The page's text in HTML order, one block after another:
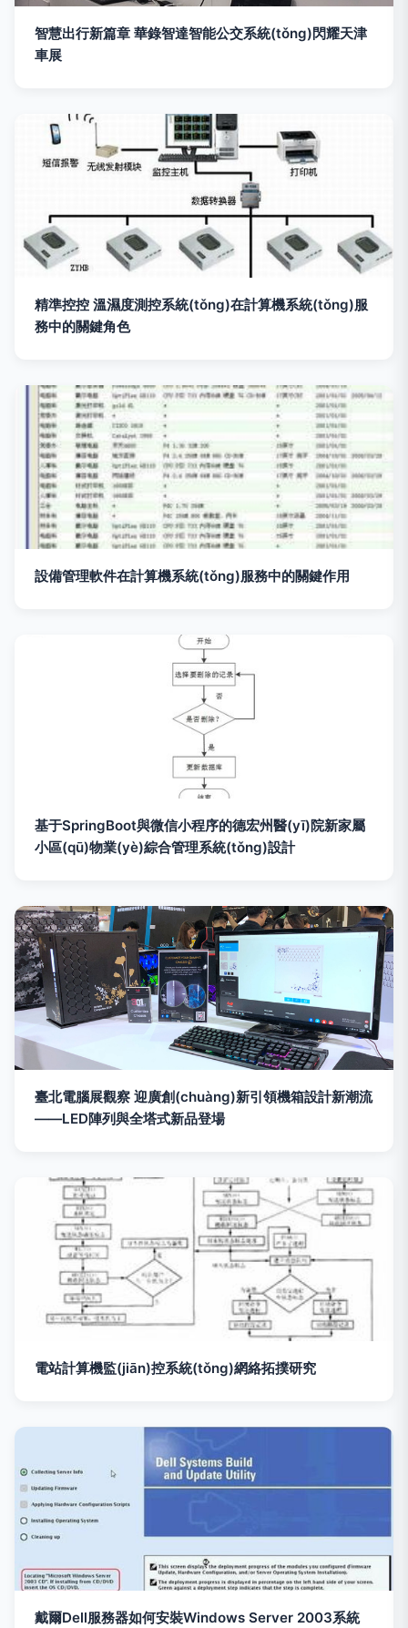
智慧出行新篇章 華錄智達智能公交系統(tǒng)閃耀天津
車展
精準控控 溫濕度測控系統(tǒng)在計算機系統(tǒng)服
務中的關鍵角色
設備管理軟件在計算機系統(tǒng)服務中的關鍵作用
基于SpringBoot與微信小程序的德宏州醫(yī)院新家屬
小區(qū)物業(yè)綜合管理系統(tǒng)設計
臺北電腦展觀察 迎廣創(chuàng)新引領機箱設計新潮流
——LED陣列與全塔式新品登場
電站計算機監(jiān)控系統(tǒng)網絡拓撲研究
戴爾Dell服務器如何安裝Windows Server 2003系統